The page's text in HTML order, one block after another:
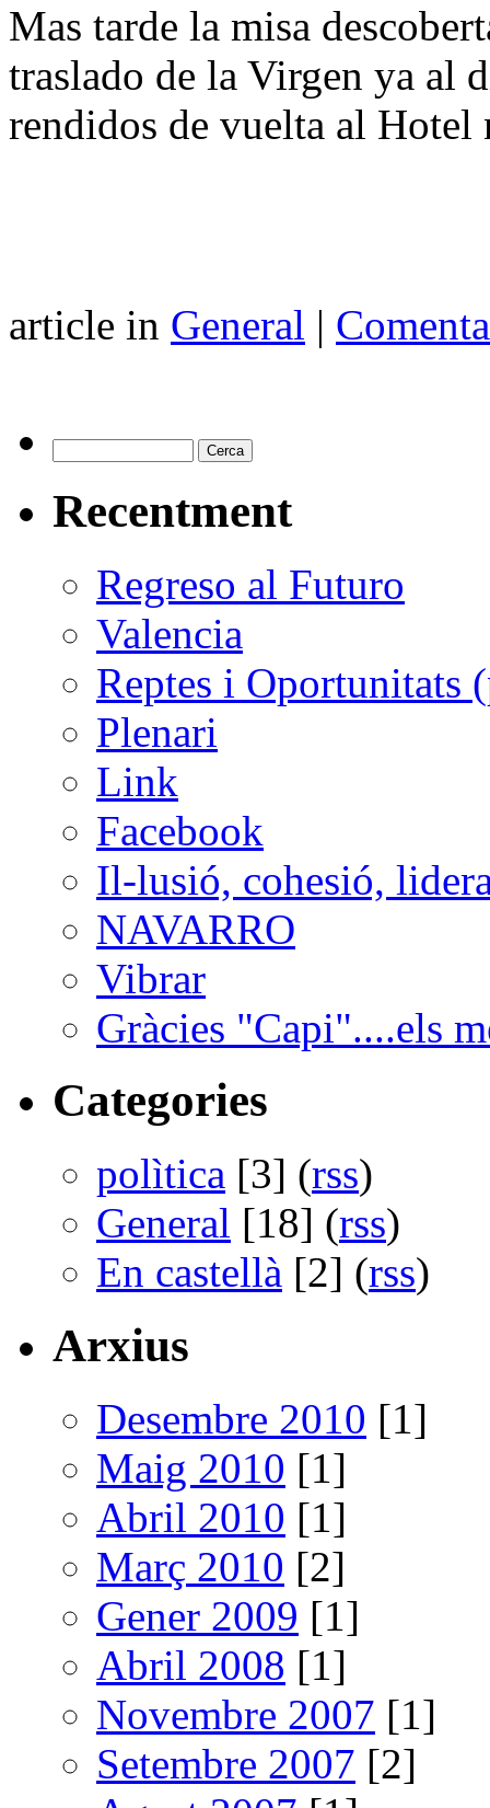
Mas tarde la misa
traslado de la Virgen ya al
rendidos de vuelta al
article in General |
Recentment
Regreso al Futuro
Valencia
Reptes i Oportunitats
Plenari
Link
Facebook
Il-lusió, cohesió,
NAVARRO
Vibrar
Gràcies "Capi"....els
Categories
polìtica [3] (rss)
General [18] (rss)
En castellà [2] (rss)
Arxius
Desembre 2010 [1]
Maig 2010 [1]
Abril 2010 [1]
Març 2010 [2]
Gener 2009 [1]
Abril 2008 [1]
Novembre 2007 [1]
Setembre 2007 [2]